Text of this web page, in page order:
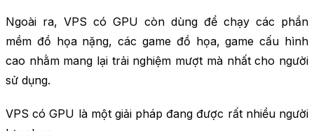
Ngoài ra, VPS có GPU còn dùng để chạy các phần
mềm đồ họa nặng, các game đồ họa, game cấu hình
cao nhằm mang lại trải nghiệm mượt mà nhất cho người
sử dụng.
VPS có GPU là một giải pháp đang được rất nhiều người